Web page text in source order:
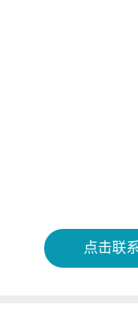
点击联